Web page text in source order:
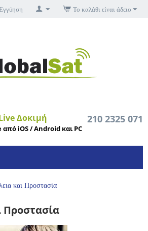
Το καλάθι είναι άδειο
210 2325 071
Δοκιμή
από iOS / Android και PC
και Προστασία
Προστασία